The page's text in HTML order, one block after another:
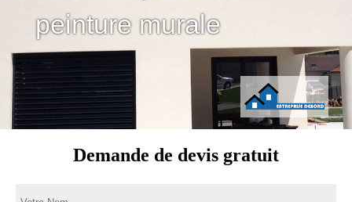
peinture murale
Demande de devis gratuit